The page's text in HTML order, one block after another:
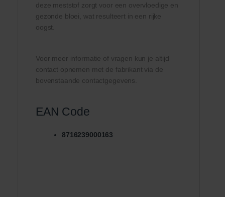
deze meststof zorgt voor een overvloedige en
gezonde bloei, wat resulteert in een rijke
oogst.
Voor meer informatie of vragen kun je altijd
contact opnemen met de fabrikant via de
bovenstaande contactgegevens.
EAN Code
8716239000163